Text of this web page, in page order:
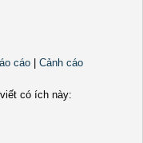
cáo
Cảnh cáo
có ích này: